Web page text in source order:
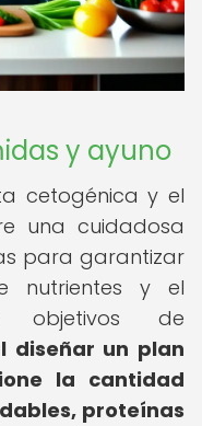
y ayuno
cetogénica y el
una cuidadosa
para garantizar
nutrientes y el
objetivos de
diseñar un plan
la cantidad
proteínas